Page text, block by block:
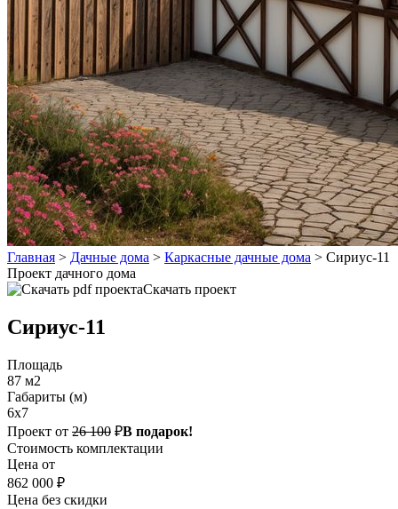
Главная > Дачные дома > Каркасные дачные дома > Сириус-11
Проект дачного дома
Скачать проект
Сириус-11
Площадь
87 м2
Габариты (м)
6х7
Проект от 26 100 ₽В подарок!
Стоимость комплектации
Цена от
862 000 ₽
Цена без скидки